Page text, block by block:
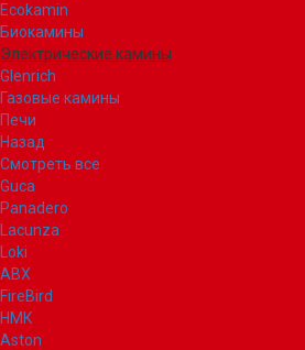
Ecokamin
Биокамины
Электрические камины
Glenrich
Газовые камины
Печи
Назад
Смотреть все
Guca
Panadero
Lacunza
Loki
ABX
FireBird
НМК
Aston